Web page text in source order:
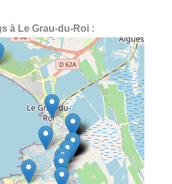
à Le Grau-du-Roi :